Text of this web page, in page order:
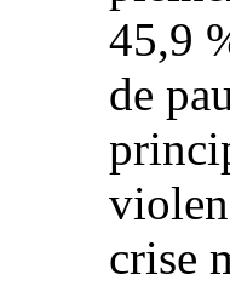
45,9
de
crise